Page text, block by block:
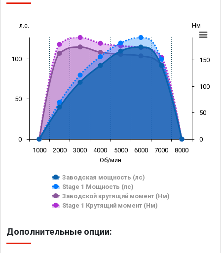
Об/мин
л.с. Нм
Заводская мощность (лс)
Stage 1 Мощность (лс)
Заводской крутящий момент (Нм)
Stage 1 Крутящий момент (Нм)
1000 2000 3000 4000 5000 6000 7000 8000
0
50
100
0
50
100
150
Дополнительные опции: